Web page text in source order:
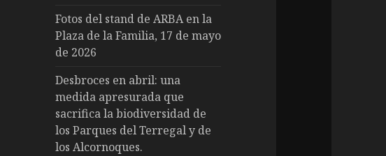
Fotos del stand de ARBA en la
Plaza de la Familia, 17 de mayo
de 2026
Desbroces en abril: una
medida apresurada que
sacrifica la biodiversidad de
los Parques del Terregal y de
los Alcornoques.